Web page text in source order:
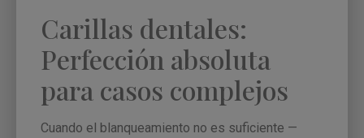
Carillas dentales:
Perfección absoluta
para casos complejos
Cuando el blanqueamiento no es suficiente —